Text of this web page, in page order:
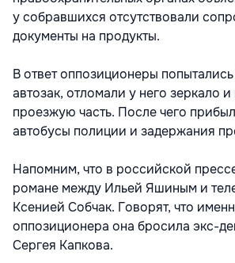
у собравшихся отсутствовали
документы на продукты.
В ответ оппозиционеры
автозак, отломали у него зеркало
проезжую часть. После чего
автобусы полиции и задержания
Напомним, что в российской
романе между Ильей Яшиным и
Ксенией Собчак. Говорят, что
оппозиционера она бросила экс-
Сергея Капкова.